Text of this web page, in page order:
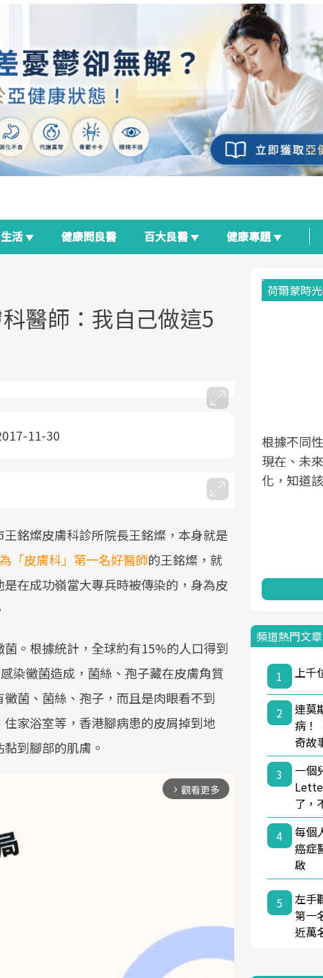
生活 健康問良醫 百大良醫 健康專題
醫師：我自己做這5
11-30
銘燦皮膚科診所院長王銘燦，本身就是
「皮膚科」第一名好醫師的王銘燦，就
在成功嶺當大專兵時被傳染的，身為皮
。根據統計，全球約有15%的人口得到
染黴菌造成，菌絲、孢子藏在皮膚角質
菌、菌絲、孢子，而且是肉眼看不到
家浴室等，香港腳病患的皮屑掉到地
到腳部的肌膚。
arrow_forward_ios 觀看更多
面對超高齡社會的浪潮，台灣正在快速
政策如「健康台灣推動委員會」與「長
照3.0」的推進，「預防醫學」已成全民
療院所的服務，更是民眾了解自身健康
狀況、啟動健康管理的重要起點。
前往專題
2025年，就到良醫生活祭體驗「一站式
前往專題
良醫健康網從「換季的身體變化」出
建立對亞健康的認知，進而引導實際的
前往專題
荷爾蒙時
根據不同
現在、未
化，知道
頻道熱門文章
1 上千
2
連莫
病！
奇故
3
一個
了，
4
每個
癌症
啟
5
左手
第一
近萬